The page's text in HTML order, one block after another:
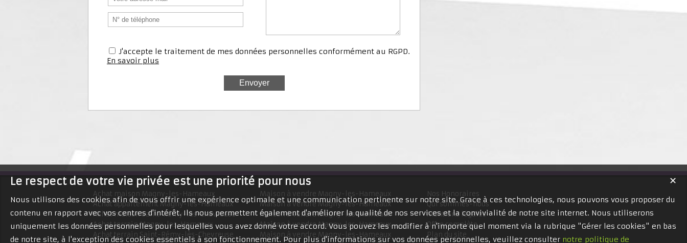
J'accepte le traitement de mes données personnelles conformément au RGPD.
En savoir plus
Achat maison Magny-les-Hameaux
Achat appartement Magny-les-Hameaux
Achat maison Saint-Rémy-lès-Chevreuse
Achat terrain Magny-les-Hameaux
Achat terrain Saint-Rémy-lès-Chevreuse
Maison à vendre Magny-les-Hameaux
Maison à vendre Magny-les-Hameaux
Maison à vendre Magny-les-Hameaux
Maison à vendre Magny-les-Hameaux
Maison à vendre Magny-les-Hameaux
Nos Honoraires
Qui sommes-nous
Mentions légales
Offre complète
Plan du site
✕
Le respect de votre vie privée est une priorité pour nous
Nous utilisons des cookies afin de vous offrir une expérience optimale et une communication pertinente sur notre site. Grace à ces technologies, nous pouvons vous proposer du
contenu en rapport avec vos centres d'intérêt. Ils nous permettent également d'améliorer la qualité de nos services et la convivialité de notre site internet. Nous utiliserons
uniquement les données personnelles pour lesquelles vous avez donné votre accord. Vous pouvez les modifier à n'importe quel moment via la rubrique "Gérer les cookies" en bas
de notre site, à l'exception des cookies essentiels à son fonctionnement. Pour plus d'informations sur vos données personnelles, veuillez consulter notre politique de